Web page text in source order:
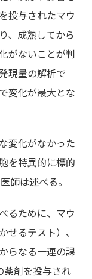
投与されたマウ
、成熟してから
がないことが判
現量の解析で
変化が最大とな
変化がなかった
を特異的に標的
師は述べる。
るために、マウ
せるテスト）、
らなる一連の課
薬剤を投与され